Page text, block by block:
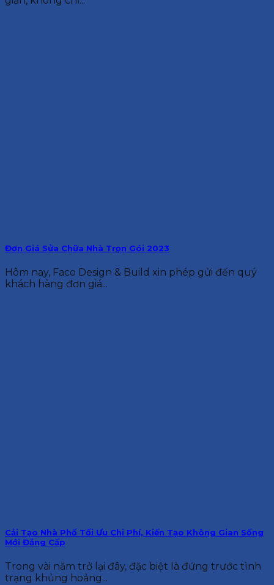
Đơn Giá Sửa Chữa Nhà Trọn Gói 2023
Hôm nay, Faco Design & Build xin phép gửi đến quý
khách hàng đơn giá...
Cải Tạo Nhà Phố Tối Ưu Chi Phí, Kiến Tạo Không Gian Sống
Mới Đẳng Cấp
Trong vài năm trở lại đây, đặc biệt là đứng trước tình
trạng khủng hoảng...